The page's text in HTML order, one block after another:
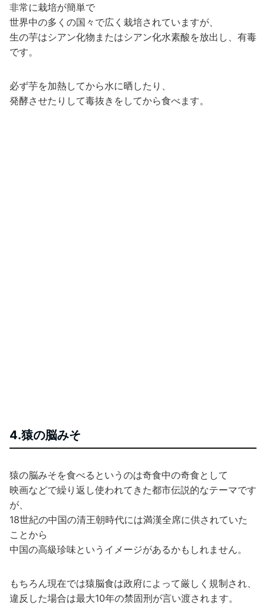
非常に栽培が簡単で
世界中の多くの国々で広く栽培されていますが、
生の芋はシアン化物またはシアン化水素酸を放出し、有毒
です。
必ず芋を加熱してから水に晒したり、
発酵させたりして毒抜きをしてから食べます。
4.猿の脳みそ
猿の脳みそを食べるというのは奇食中の奇食として
映画などで繰り返し使われてきた都市伝説的なテーマです
が、
18世紀の中国の清王朝時代には満漢全席に供されていた
ことから
中国の高級珍味というイメージがあるかもしれません。
もちろん現在では猿脳食は政府によって厳しく規制され、
違反した場合は最大10年の禁固刑が言い渡されます。